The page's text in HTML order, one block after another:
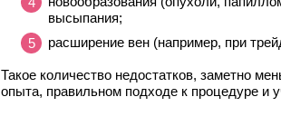
высыпания;
расширение вен (например, при
Такое количество недостатков, заметно
опыта, правильном подходе к процедуре и